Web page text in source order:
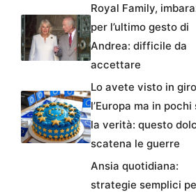
Royal Family,
per l’ultimo gesto di
Andrea: difficile da
accettare
Lo avete visto in
l’Europa ma in pochi
la verità: questo
scatena le guerre
Ansia quotidiana:
strategie semplici